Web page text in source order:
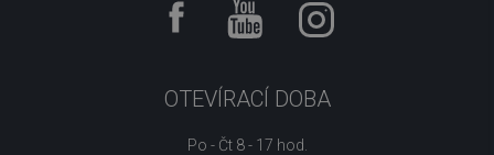
OTEVÍRACÍ DOBA
Po - Čt 8 - 17 hod.